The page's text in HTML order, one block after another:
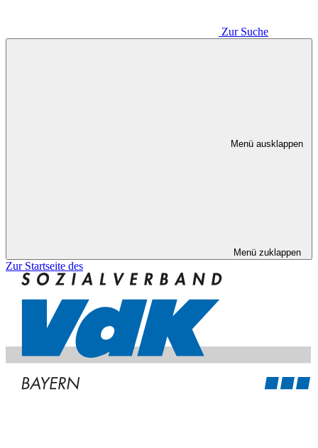
Zur Suche
Menü ausklappen
Menü zuklappen
Zur Startseite des